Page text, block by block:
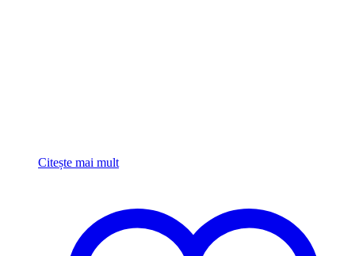
Citește mai mult